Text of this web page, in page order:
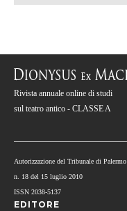
Rivista annuale online di studi
sul teatro antico - CLASSE A
Autorizzazione del Tribunale di Palermo
n. 18 del 15 luglio 2010
ISSN 2038-5137
EDITORE